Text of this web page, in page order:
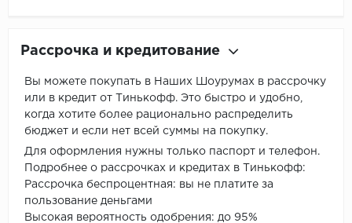
Рассрочка и кредитование
Вы можете покупать в Наших Шоурумах в рассрочку
или в кредит от Тинькофф. Это быстро и удобно,
когда хотите более рационально распределить
бюджет и если нет всей суммы на покупку.
Для оформления нужны только паспорт и телефон.
Подробнее о рассрочках и кредитах в Тинькофф:
Рассрочка беспроцентная: вы не платите за
пользование деньгами
Высокая вероятность одобрения: до 95%